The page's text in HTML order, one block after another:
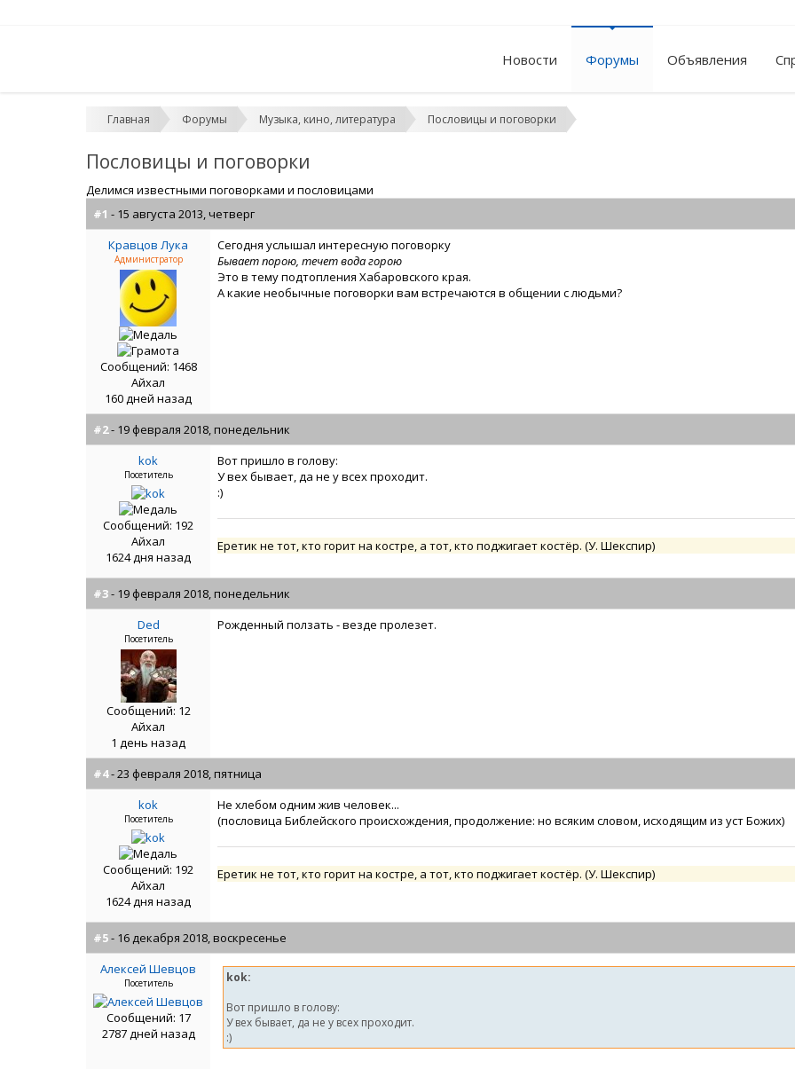
Новости Форумы Объявления
Главная Форумы Музыка, кино, литература Пословицы и поговорки
Пословицы и поговорки
Делимся известными поговорками и пословицами
#1 - 15 августа 2013, четверг
Кравцов Лука
Администратор
Сообщений: 1468
Айхал
160 дней назад
Сегодня услышал интересную поговорку
Бывает порою, течет вода горою
Это в тему подтопления Хабаровского края.
А какие необычные поговорки вам встречаются в общении с людьми?
#2- 19 февраля 2018, понедельник
kok
Посетитель
Сообщений: 192
Айхал
1624 дня назад
Вот пришло в голову:
У вех бывает, да не у всех проходит.
:)
Еретик не тот, кто горит на костре, а тот, кто поджигает костёр. (У. Шекспир)
#3- 19 февраля 2018, понедельник
Ded
Посетитель
Сообщений: 12
Айхал
1 день назад
Рожденный ползать - везде пролезет.
#4- 23 февраля 2018, пятница
kok
Посетитель
Сообщений: 192
Айхал
1624 дня назад
Не хлебом одним жив человек...
(пословица Библейского происхождения, продолжение: но всяким словом, исходящим из уст Божих)
Еретик не тот, кто горит на костре, а тот, кто поджигает костёр. (У. Шекспир)
#5- 16 декабря 2018, воскресенье
Алексей Шевцов
Посетитель
Сообщений: 17
2787 дней назад
kok:
Вот пришло в голову:
У вех бывает, да не у всех проходит.
:)